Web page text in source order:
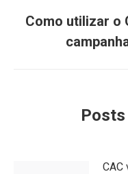
Como utilizar o
CAC